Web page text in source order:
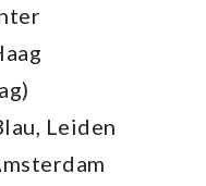
Leiden